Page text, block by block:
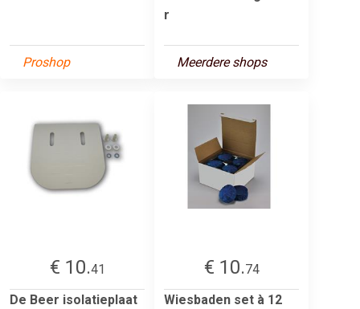
Proshop
r
Meerdere shops
€ 10.41
De Beer isolatieplaat
€ 10.74
Wiesbaden set à 12